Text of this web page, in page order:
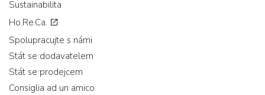
Sustainabilita
Ho.Re.Ca.
Spolupracujte s námi
Stát se dodavatelem
Stát se prodejcem
Consiglia ad un amico